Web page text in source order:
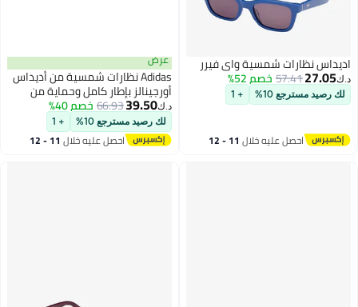
اديداس نظارات شمسية واي فيرر
د.ك‏27.05
57.41خصم 52%
لك رصيد مسترجع 10% + 1
احصل عليه خلال 11 - 12
عرض
Adidas نظارات شمسية من أديداس
أورجينالز بإطار كامل وحماية من
الأشعة فوق البنفسجية من
الأسيتات OR014402A57
د.ك‏39.50
66.93خصم 40%
لك رصيد مسترجع 10% + 1
احصل عليه خلال 11 - 12